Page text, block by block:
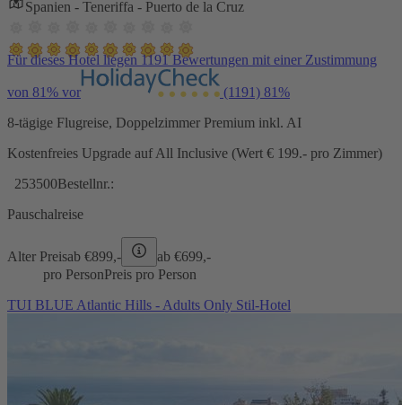
Spanien - Teneriffa - Puerto de la Cruz
Für dieses Hotel liegen 1191 Bewertungen mit einer Zustimmung
von 81% vor (1191) 81%
8-tägige Flugreise, Doppelzimmer Premium inkl. AI
Kostenfreies Upgrade auf All Inclusive (Wert € 199.- pro Zimmer)
253500Bestellnr.:
Pauschalreise
Alter Preisab €899,- ab €699,-
pro PersonPreis pro Person
TUI BLUE Atlantic Hills - Adults Only Stil-Hotel